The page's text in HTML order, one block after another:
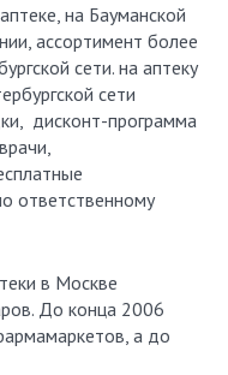
на Бауманской
ассортимент более
сети. на аптеку
сети
дисконт-программа
ответственному
в Москве
До конца 2006
а до